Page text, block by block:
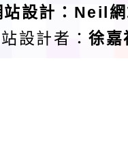
站設計 ： Neil網
設計者：徐